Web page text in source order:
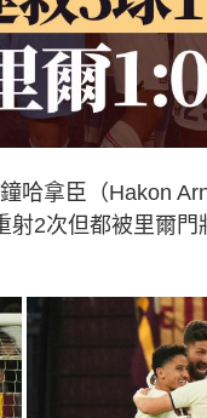
哈拿臣（Hakon
2次但都被里爾